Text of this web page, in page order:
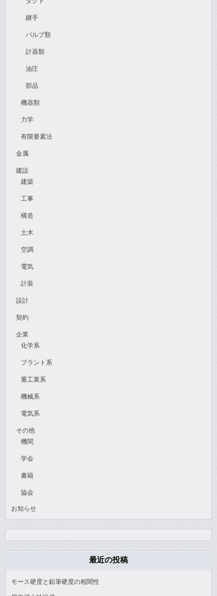
継手
バルブ類
計器類
油圧
部品
機器類
力学
有限要素法
金属
建設
建築
工事
構造
土木
空調
電気
計装
設計
契約
企業
化学系
プラント系
重工業系
機械系
電気系
その他
機関
学会
書籍
協会
お知らせ
最近の投稿
モース硬度と鉛筆硬度の相関性